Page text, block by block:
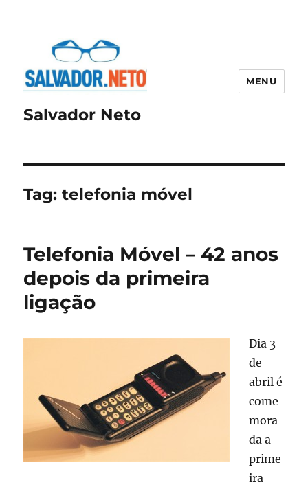
Salvador Neto
MENU
Tag:telefonia móvel
Telefonia Móvel – 42 anos
depois da primeira
ligação
Dia 3
de
abril é
come
mora
da a
prime
ira